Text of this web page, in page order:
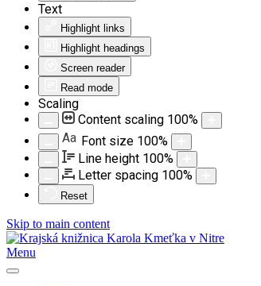
Text
Highlight links
Highlight headings
Screen reader
Read mode
Scaling
Content scaling 100%
Aa Font size 100%
Line height 100%
Letter spacing 100%
Reset
Skip to main content
Menu